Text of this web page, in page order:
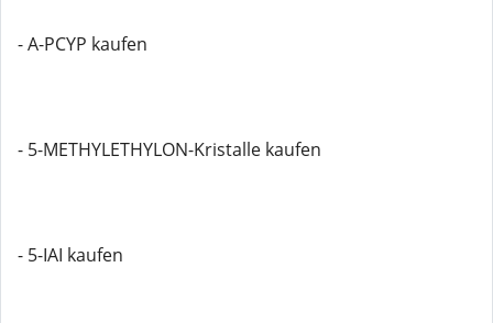
- A-PCYP kaufen
- 5-METHYLETHYLON-Kristalle kaufen
- 5-IAI kaufen